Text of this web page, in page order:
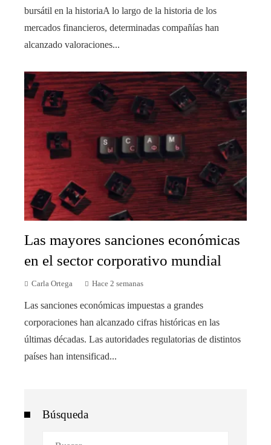
bursátil en la historiaA lo largo de la historia de los
mercados financieros, determinadas compañías han
alcanzado valoraciones...
Las mayores sanciones económicas
en el sector corporativo mundial
Carla Ortega Hace 2 semanas
Las sanciones económicas impuestas a grandes
corporaciones han alcanzado cifras históricas en las
últimas décadas. Las autoridades regulatorias de distintos
países han intensificad...
Búsqueda